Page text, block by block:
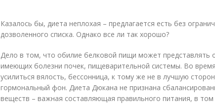
Казалось бы, диета неплохая – предлагается есть без
дозволенного списка. Однако все ли так хорошо?
Дело в том, что обилие белковой пищи может представлять
имеющих болезни почек, пищеварительной системы. Во
усилиться вялость, бессонница, к тому же не в лучшую
гормональный фон. Диета Дюкана не признана
веществ – важная составляющая правильного питания, в том